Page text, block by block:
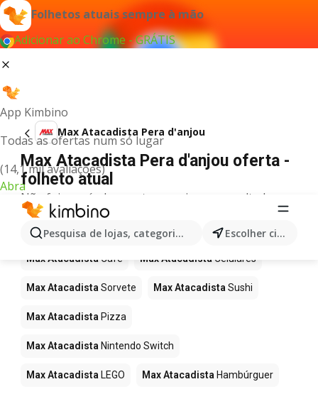
Folhetos atuais sempre à mão
Adicionar ao Chrome - GRÁTIS
App Kimbino
Todas as ofertas num só lugar
(14,1 mil avaliações)
Abra
Pesquisa de lojas, categorias,produtos... Escolher cidade
Max Atacadista Pera d'anjou
Max Atacadista Pera d'anjou oferta -
folheto atual
Não foi possível encontrar quaisquer resultados
para este termo.
Mais produtos em Max Atacadista
Max Atacadista Café Max Atacadista Celulares
Max Atacadista Sorvete Max Atacadista Sushi
Max Atacadista Pizza
Max Atacadista Nintendo Switch
Max Atacadista LEGO Max Atacadista Hambúrguer